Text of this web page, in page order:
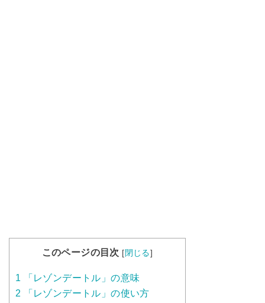
このページの目次 [閉じる]
1 「レゾンデートル」の意味
2 「レゾンデートル」の使い方